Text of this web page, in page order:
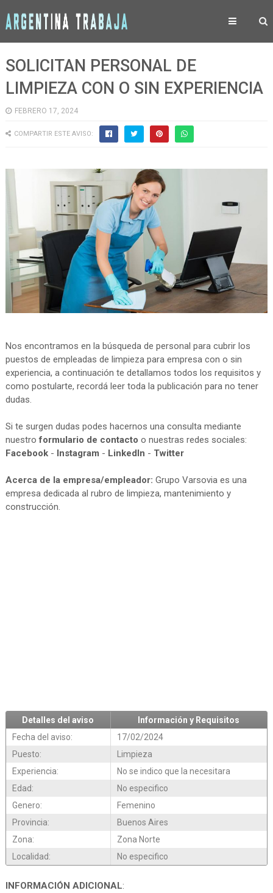
SOLICITAN PERSONAL DE
LIMPIEZA CON O SIN EXPERIENCIA
FEBRERO 17, 2024
COMPARTIR ESTE AVISO:
Nos encontramos en la búsqueda de personal para cubrir los
puestos de empleadas de limpieza para empresa con o sin
experiencia, a continuación te detallamos todos los requisitos y
como postularte, recordá leer toda la publicación para no tener
dudas.
Si te surgen dudas podes hacernos una consulta mediante
nuestroformulario de contacto o nuestras redes sociales:
Facebook- Instagram - LinkedIn - Twitter
Acerca de la empresa/empleador: Grupo Varsovia es una
empresa dedicada al rubro de limpieza, mantenimiento y
construcción.
Detalles del aviso
Información y Requisitos
Fecha del aviso:
17/02/2024
Puesto:
Limpieza
Experiencia:
No se indico que la necesitara
Edad:
No especifico
Genero:
Femenino
Provincia:
Buenos Aires
Zona:
Zona Norte
Localidad:
No especifico
INFORMACIÓN ADICIONAL: